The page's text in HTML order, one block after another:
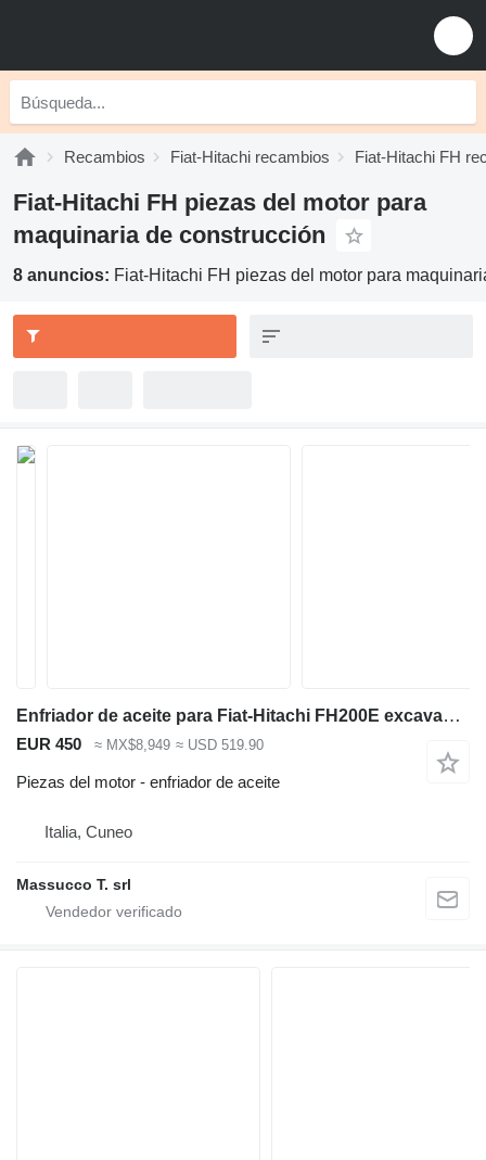
Recambios Fiat-Hitachi recambios Fiat-Hitachi FH
Fiat-Hitachi FH piezas del motor para
maquinaria de construcción
8 anuncios: Fiat-Hitachi FH piezas del motor para
Enfriador de aceite para Fiat-Hitachi FH200E excavadora
EUR 450 ≈ MX$8,949 ≈ USD 519.90
Piezas del motor - enfriador de aceite
Italia, Cuneo
Massucco T. srl